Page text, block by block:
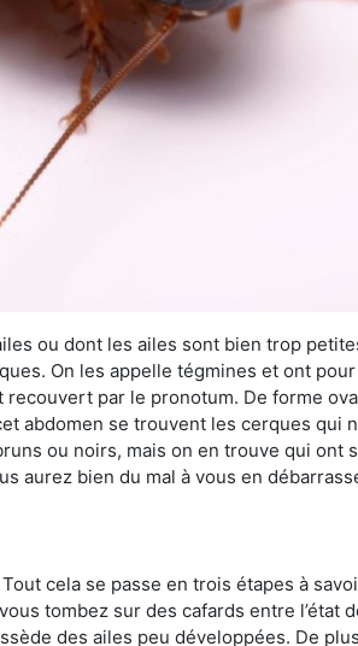
ou dont les ailes sont bien trop
On les appelle tégmines et ont
par le pronotum. De forme
abdomen se trouvent les cerques qui
ou noirs, mais on en trouve qui ont
aurez bien du mal à vous en
cela se passe en trois étapes à
tombez sur des cafards entre l’état
des ailes peu développées. De